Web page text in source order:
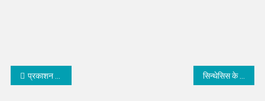
Post
प्रकाशन क्षेत्र के दैदीप्यमान नक्षत्र थे सूर्य प्रकाश बिस्सा